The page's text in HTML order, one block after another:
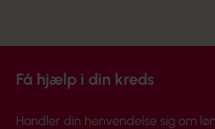
Få hjælp i din kreds
Handler din henvendelse sig om